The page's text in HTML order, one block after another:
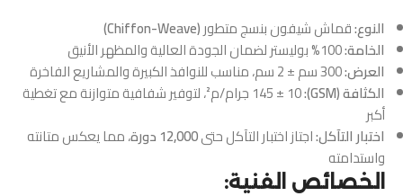
النوع:قماش شيفون بنسج متطور(Chiffon-Weave)
الخامة:
العرض:
الكثافة (GSM):
145 ± 10 جرام/م²، لتوفير شفافية متوازنة مع تغطية
أكبر
اختبار التآكل:اجتاز اختبار التآكل حتى12,000 دورة
، مما يعكس متانته
واستدامته
الخصائص الفنية: